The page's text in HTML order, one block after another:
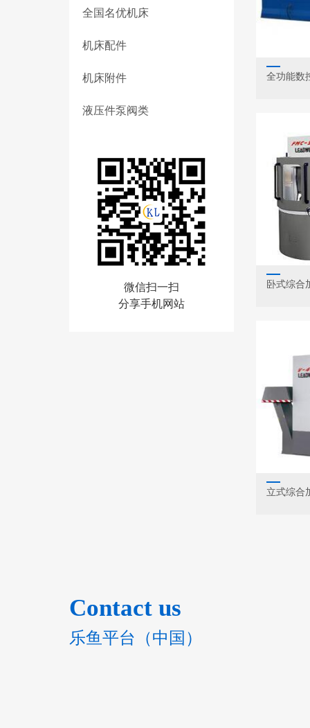
全国名优机床
机床配件
机床附件
液压件泵阀类
微信扫一扫
分享手机网站
全功能数
卧式综合
立式综合
Contact us
乐鱼平台（中国）